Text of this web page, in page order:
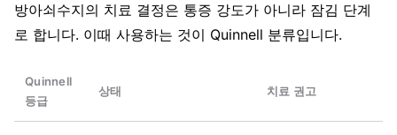
방아쇠수지의 치료 결정은 통증 강도가 아니라 잠김 단계
로 합니다. 이때 사용하는 것이 Quinnell 분류입니다.
Quinnell
등급
상태 치료 권고